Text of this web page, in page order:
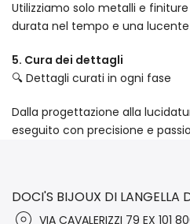
Utilizziamo solo metalli e
durata nel tempo e una
5. Cura dei dettagli
🔍 Dettagli curati in ogni fase
Dalla progettazione alla
eseguito con precisione e
DOCI'S BIJOUX DI LANGELLA
VIA CAVALERIZZI 79 EX 101